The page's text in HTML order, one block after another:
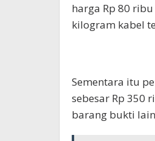
harga Rp 80
kilogram kabel
Sementara itu
sebesar Rp 350
barang bukti